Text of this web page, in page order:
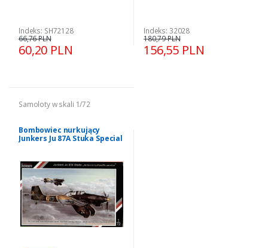
Indeks: SH72128
60,20 PLN
66,76 PLN
Indeks: 32028
156,55 PLN
180,79 PLN
Samoloty w skali 1/72
Bombowiec nurkujący
Junkers Ju 87A Stuka Special